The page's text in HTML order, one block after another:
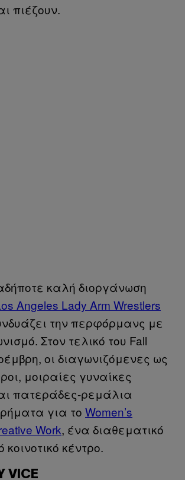
πιέζουν.
καλή διοργάνωση
Angeles Lady Arm Wrestlers
την περφόρμανς με
Στον τελικό του Fall
οι διαγωνιζόμενες ως
μοιραίες γυναίκες
πατεράδες-ρεμάλια
για το Women’s
Work, ένα διαθεματικό
κοινοτικό κέντρο.
VICE